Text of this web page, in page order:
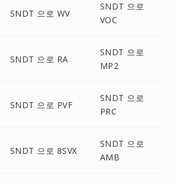
SNDT 으로 WV
SNDT 으로
VOC
SNDT 으로 RA
SNDT 으로
MP2
SNDT 으로 PVF
SNDT 으로
PRC
SNDT 으로 8SVX
SNDT 으로
AMB